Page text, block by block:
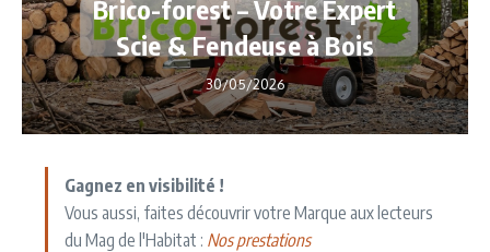
Brico-forest – Votre Expert
Scie & Fendeuse à Bois
30/05/2026
Gagnez en visibilité !
Vous aussi, faites découvrir votre Marque aux lecteurs
du Mag de l'Habitat : Nos prestations